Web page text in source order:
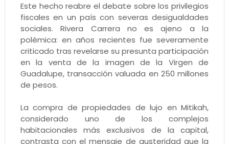
Este hecho reabre el debate sobre los privilegios
fiscales en un país con severas desigualdades
sociales. Rivera Carrera no es ajeno a la
polémica: en años recientes fue severamente
criticado tras revelarse su presunta participación
en la venta de la imagen de la Virgen de
Guadalupe, transacción valuada en 250 millones
de pesos.
La compra de propiedades de lujo en Mitikah,
considerado uno de los complejos
habitacionales más exclusivos de la capital,
contrasta con el mensaje de austeridad que la